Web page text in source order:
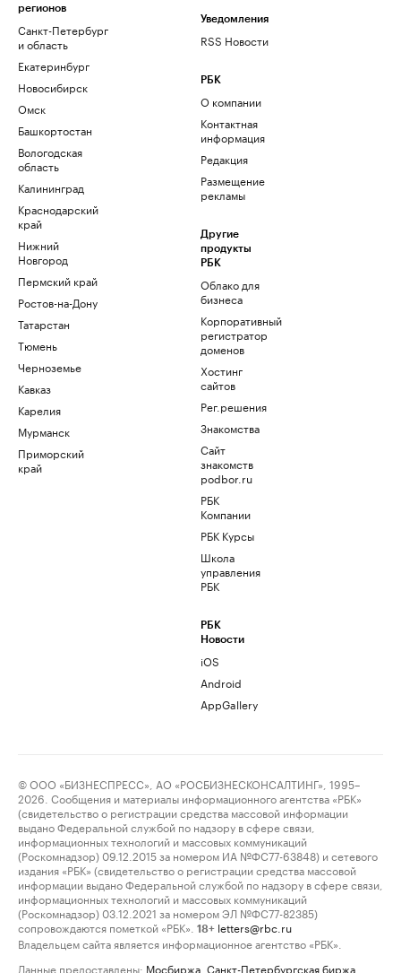
регионов
Санкт-Петербург
и область
Екатеринбург
Новосибирск
Омск
Башкортостан
Вологодская
область
Калининград
Краснодарский
край
Нижний
Новгород
Пермский край
Ростов-на-Дону
Татарстан
Тюмень
Черноземье
Кавказ
Карелия
Мурманск
Приморский
край
Уведомления
RSS Новости
РБК
О компании
Контактная
информация
Редакция
Размещение
рекламы
Другие
продукты
РБК
Облако для
бизнеса
Корпоративный
регистратор
доменов
Хостинг
сайтов
Рег.решения
Знакомства
Сайт
знакомств
podbor.ru
РБК
Компании
РБК Курсы
Школа
управления
РБК
РБК
Новости
iOS
Android
AppGallery
© ООО «БИЗНЕСПРЕСС», АО «РОСБИЗНЕСКОНСАЛТИНГ», 1995–
2026. Сообщения и материалы информационного агентства «РБК»
(свидетельство о регистрации средства массовой информации
выдано Федеральной службой по надзору в сфере связи,
информационных технологий и массовых коммуникаций
(Роскомнадзор) 09.12.2015 за номером ИА №ФС77-63848) и сетевого
издания «РБК» (свидетельство о регистрации средства массовой
информации выдано Федеральной службой по надзору в сфере связи,
информационных технологий и массовых коммуникаций
(Роскомнадзор) 03.12.2021 за номером ЭЛ №ФС77-82385)
сопровождаются пометкой «РБК».
18+ letters@rbc.ru
Владельцем сайта является информационное агентство «РБК».
Данные предоставлены: Мосбиржа Санкт-Петербургская биржа